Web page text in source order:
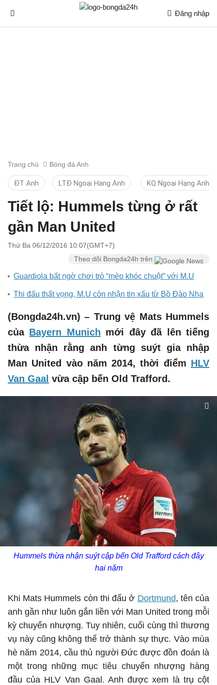
Đăng nhập
Trang chủ Bóng đá Anh
ĐT Anh LTĐ Ngoại Hạng Anh KQ Ngoại Hạng Anh
Tiết lộ: Hummels từng ở rất
gần Man United
Thứ Ba 06/12/2016 10:07(GMT+7)
Theo dõi Bongda24h trên
Guardiola bất ngờ chơi trò “mèo khóc chuột” với M.U
Thi đấu thất vọng, M.U còn nhận tin xấu từ Bồ Đào Nha
(Bongda24h.vn) – Trung vệ Mats Hummels
của Bayern Munich mới đây đã lên tiếng
thừa nhận rằng anh từng suýt gia nhập
Man United vào năm 2014, thời điểm HLV
Van Gaal vừa cập bến Old Trafford.
Hummels thừa nhận suýt cập bến Old Trafford cách đây
hai năm
Khi Mats Hummels còn thi đấu ở Dortmund, tên của
anh gần như luôn gắn liền với Man United trong mỗi
kỳ chuyển nhượng. Tuy nhiên, cuối cùng thì thương
vụ này cũng không thể trở thành sự thực. Vào mùa
hè năm 2014, cầu thủ người Đức được đồn đoán là
một trong những mục tiêu chuyển nhượng hàng
đầu của HLV Van Gaal. Anh được xem là trụ cột